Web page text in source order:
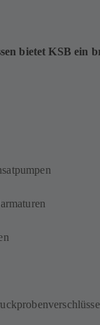
bietet KSB ein